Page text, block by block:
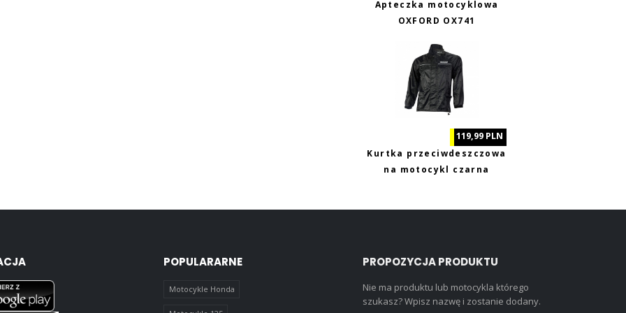
Apteczka motocyklowa
OXFORD OX741
119,99 PLN
Kurtka przeciwdeszczowa
na motocykl czarna
POPULARARNE
Motocykle Honda
PROPOZYCJA PRODUKTU
Nie ma produktu lub motocykla którego
szukasz? Wpisz nazwę i zostanie dodany.